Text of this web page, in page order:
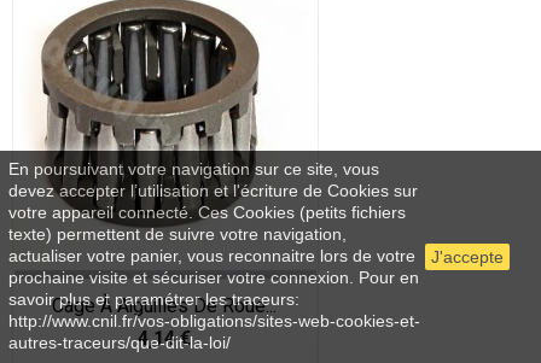
Cage À Aiguilles De Roue...
Prix
4,14 €
En poursuivant votre navigation sur ce site, vous
devez accepter l’utilisation et l'écriture de Cookies sur
votre appareil connecté. Ces Cookies (petits fichiers
texte) permettent de suivre votre navigation,
actualiser votre panier, vous reconnaitre lors de votre
prochaine visite et sécuriser votre connexion. Pour en
savoir plus et paramétrer les traceurs:
http://www.cnil.fr/vos-obligations/sites-web-cookies-et-
autres-traceurs/que-dit-la-loi/
J'accepte